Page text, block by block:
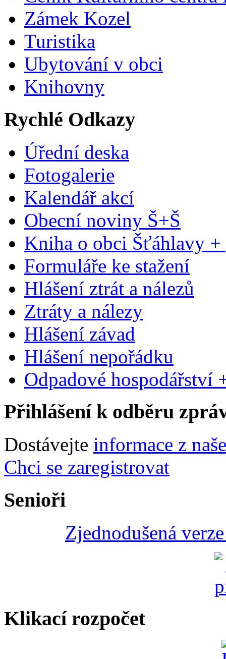
Zámek Kozel
Turistika
Ubytování v obci
Knihovny
Rychlé Odkazy
Úřední deska
Fotogalerie
Kalendář akcí
Obecní noviny Š+Š
Kniha o obci Šťáhlavy +
Formuláře ke stažení
Hlášení ztrát a nálezů
Ztráty a nálezy
Hlášení závad
Hlášení nepořádku
Odpadové hospodářství
Přihlášení k odběru
Dostávejte informace z
Chci se zaregistrovat
Senioři
Zjednodušená
Klikací rozpočet